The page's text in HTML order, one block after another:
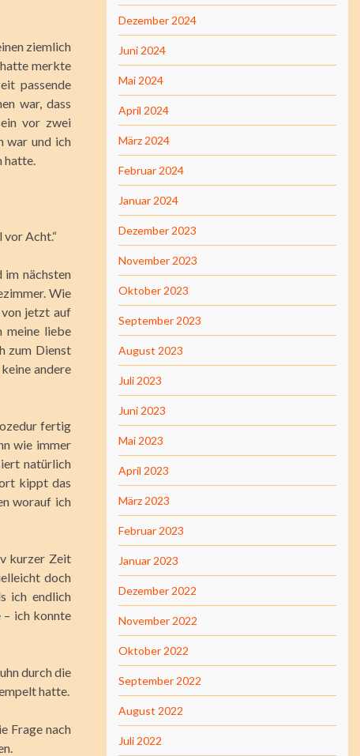
ziemlich
merkte
passende
war, dass
vor zwei
war und ich
hatte.
vor Acht.“
im nächsten
Wie
von jetzt auf
meine liebe
zum Dienst
andere
fertig
wie immer
natürlich
kippt das
worauf ich
kurzer Zeit
doch
ich endlich
– ich konnte
durch die
hatte.
Frage nach
Dezember 2024
Juni 2024
Mai 2024
April 2024
März 2024
Februar 2024
Januar 2024
Dezember 2023
November 2023
Oktober 2023
September 2023
August 2023
Juli 2023
Juni 2023
Mai 2023
April 2023
März 2023
Februar 2023
Januar 2023
Dezember 2022
November 2022
Oktober 2022
September 2022
August 2022
Juli 2022